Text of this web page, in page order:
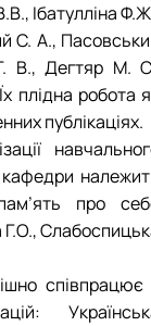
Ібатулліна
С. А.,
В., Дегтяр М.
плідна робота
публікаціях.
кафедри
про
співпрацює